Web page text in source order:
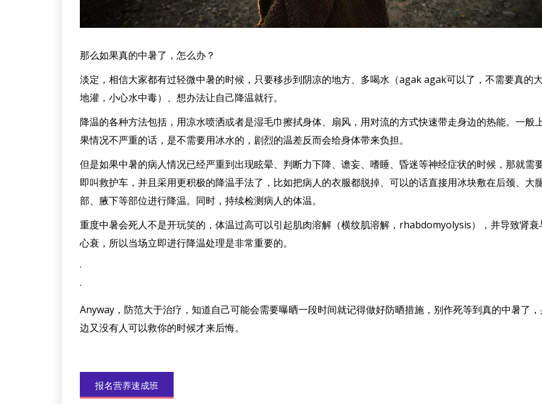
那么如果真的中暑了，怎么办？
淡定，相信大家都有过轻微中暑的时候，只要移步到阴凉的地方、多喝水（agak agak可以了，不需要真的
地灌，小心水中毒）、想办法让自己降温就行。
降温的各种方法包括，用凉水喷洒或者是湿毛巾擦拭身体、扇风，用对流的方式快速带走身边的热能。一般
果情况不严重的话，是不需要用冰水的，剧烈的温差反而会给身体带来负担。
但是如果中暑的病人情况已经严重到出现眩晕、判断力下降、谵妄、嗜睡、昏迷等神经症状的时候，那就需
即叫救护车，并且采用更积极的降温手法了，比如把病人的衣服都脱掉、可以的话直接用冰块敷在后颈、大
部、腋下等部位进行降温。同时，持续检测病人的体温。
重度中暑会死人不是开玩笑的，体温过高可以引起肌肉溶解（横纹肌溶解，rhabdomyolysis），并导致肾衰
心衰，所以当场立即进行降温处理是非常重要的。
·
·
Anyway，防范大于治疗，知道自己可能会需要曝晒一段时间就记得做好防晒措施，别作死等到真的中暑了
边又没有人可以救你的时候才来后悔。
报名营养速成班